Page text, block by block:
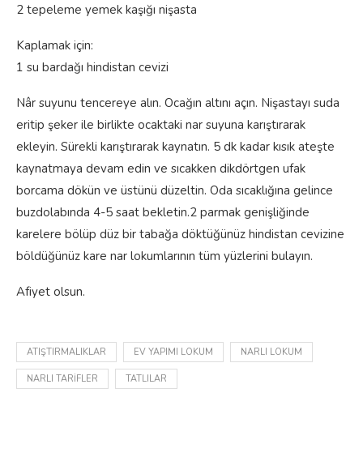
2 tepeleme yemek kaşığı nişasta
Kaplamak için:
1 su bardağı hindistan cevizi
Nâr suyunu tencereye alın. Ocağın altını açın. Nişastayı suda
eritip şeker ile birlikte ocaktaki nar suyuna karıştırarak
ekleyin. Sürekli karıştırarak kaynatın. 5 dk kadar kısık ateşte
kaynatmaya devam edin ve sıcakken dikdörtgen ufak
borcama dökün ve üstünü düzeltin. Oda sıcaklığına gelince
buzdolabında 4-5 saat bekletin.2 parmak genişliğinde
karelere bölüp düz bir tabağa döktüğünüz hindistan cevizine
böldüğünüz kare nar lokumlarının tüm yüzlerini bulayın.
Afiyet olsun.
ATIŞTIRMALIKLAR EV YAPIMI LOKUM NARLI LOKUM
NARLI TARIFLER TATLILAR